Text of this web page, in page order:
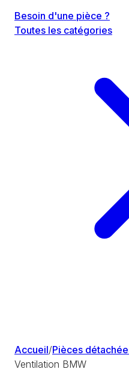
Besoin d'une pièce ?
Toutes les catégories
Accueil/Pièces
Ventilation BMW